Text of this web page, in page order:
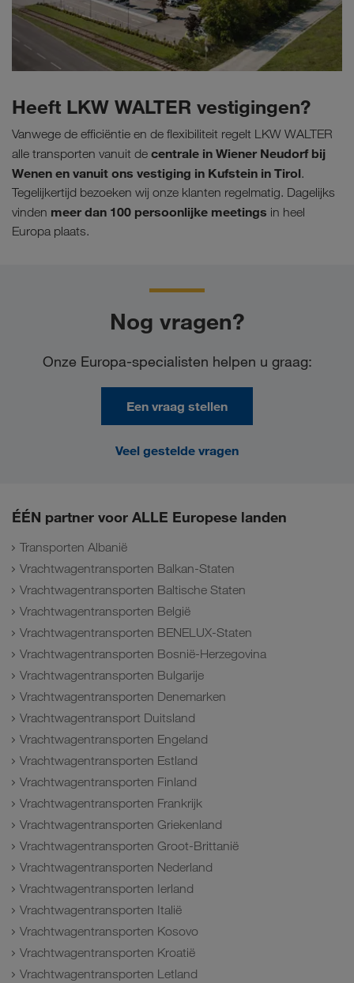
Heeft LKW WALTER vestigingen?
Vanwege de efficiëntie en de flexibiliteit regelt LKW WALTER
alle transporten vanuit de centrale in Wiener Neudorf bij
Wenen en vanuit ons vestiging in Kufstein in Tirol.
Tegelijkertijd bezoeken wij onze klanten regelmatig. Dagelijks
vinden meer dan 100 persoonlijke meetings in heel
Europa plaats.
Nog vragen?
Onze Europa-specialisten helpen u graag:
Een vraag stellen
Veel gestelde vragen
ÉÉN partner voor ALLE Europese landen
Transporten Albanië
Vrachtwagentransporten Balkan-Staten
Vrachtwagentransporten Baltische Staten
Vrachtwagentransporten België
Vrachtwagentransporten BENELUX-Staten
Vrachtwagentransporten Bosnië-Herzegovina
Vrachtwagentransporten Bulgarije
Vrachtwagentransporten Denemarken
Vrachtwagentransport Duitsland
Vrachtwagentransporten Engeland
Vrachtwagentransporten Estland
Vrachtwagentransporten Finland
Vrachtwagentransporten Frankrijk
Vrachtwagentransporten Griekenland
Vrachtwagentransporten Groot-Brittanië
Vrachtwagentransporten Nederland
Vrachtwagentransporten Ierland
Vrachtwagentransporten Italië
Vrachtwagentransporten Kosovo
Vrachtwagentransporten Kroatië
Vrachtwagentransporten Letland